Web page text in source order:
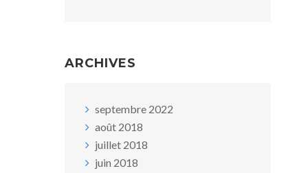
ARCHIVES
septembre 2022
août 2018
juillet 2018
juin 2018